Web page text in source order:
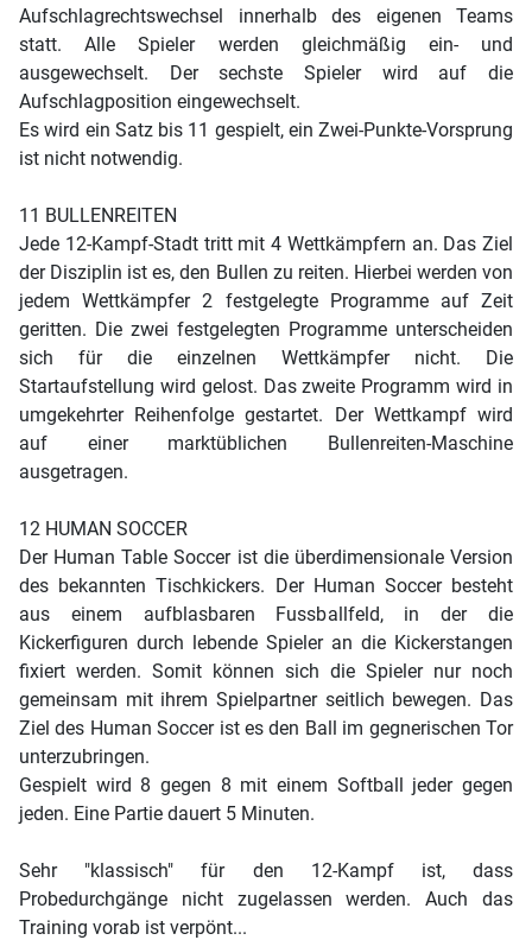
Aufschlagrechtswechsel innerhalb des eigenen Teams
statt. Alle Spieler werden gleichmäßig ein- und
ausgewechselt. Der sechste Spieler wird auf die
Aufschlagposition eingewechselt.
Es wird ein Satz bis 11 gespielt, ein Zwei-Punkte-Vorsprung
ist nicht notwendig.
11 BULLENREITEN
Jede 12-Kampf-Stadt tritt mit 4 Wettkämpfern an. Das Ziel
der Disziplin ist es, den Bullen zu reiten. Hierbei werden von
jedem Wettkämpfer 2 festgelegte Programme auf Zeit
geritten. Die zwei festgelegten Programme unterscheiden
sich für die einzelnen Wettkämpfer nicht. Die
Startaufstellung wird gelost. Das zweite Programm wird in
umgekehrter Reihenfolge gestartet. Der Wettkampf wird
auf einer marktüblichen Bullenreiten-Maschine
ausgetragen.
12 HUMAN SOCCER
Der Human Table Soccer ist die überdimensionale Version
des bekannten Tischkickers. Der Human Soccer besteht
aus einem aufblasbaren Fussballfeld, in der die
Kickerfiguren durch lebende Spieler an die Kickerstangen
fixiert werden. Somit können sich die Spieler nur noch
gemeinsam mit ihrem Spielpartner seitlich bewegen. Das
Ziel des Human Soccer ist es den Ball im gegnerischen Tor
unterzubringen.
Gespielt wird 8 gegen 8 mit einem Softball jeder gegen
jeden. Eine Partie dauert 5 Minuten.
Sehr "klassisch" für den 12-Kampf ist, dass
Probedurchgänge nicht zugelassen werden. Auch das
Training vorab ist verpönt...